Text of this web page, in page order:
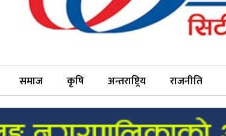
समाज कृषि अन्तराष्ट्रिय राजनीति